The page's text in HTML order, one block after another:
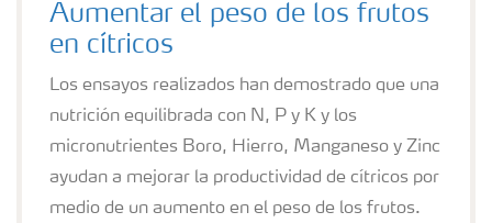
Aumentar el peso de los frutos
en cítricos
Los ensayos realizados han demostrado que una
nutrición equilibrada con N, P y K y los
micronutrientes Boro, Hierro, Manganeso y Zinc
ayudan a mejorar la productividad de cítricos por
medio de un aumento en el peso de los frutos.